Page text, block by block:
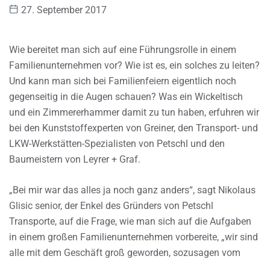
27. September 2017
Wie bereitet man sich auf eine Führungsrolle in einem
Familienunternehmen vor? Wie ist es, ein solches zu leiten?
Und kann man sich bei Familienfeiern eigentlich noch
gegenseitig in die Augen schauen? Was ein Wickeltisch
und ein Zimmererhammer damit zu tun haben, erfuhren wir
bei den Kunststoffexperten von Greiner, den Transport- und
LKW-Werkstätten-Spezialisten von Petschl und den
Baumeistern von Leyrer + Graf.
„Bei mir war das alles ja noch ganz anders“, sagt Nikolaus
Glisic senior, der Enkel des Gründers von Petschl
Transporte, auf die Frage, wie man sich auf die Aufgaben
in einem großen Familienunternehmen vorbereite, „wir sind
alle mit dem Geschäft groß geworden, sozusagen vom